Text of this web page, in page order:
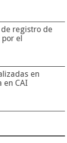
registro de
el
en
en CAI